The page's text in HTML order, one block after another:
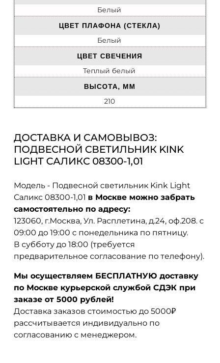
Белый
ЦВЕТ ПЛАФОНА (СТЕКЛА)
Белый
ЦВЕТ СВЕЧЕНИЯ
Теплый белый
ВЫСОТА, ММ
210
ДОСТАВКА И САМОВЫВОЗ:
ПОДВЕСНОЙ СВЕТИЛЬНИК KINK
LIGHT САЛИКС 08300-1,01
Модель - Подвесной светильник Kink Light
Саликс 08300-1,01 в Москве можно забрать
самостоятельно по адресу:
123060, г.Москва, Ул. Расплетина, д.24, оф.208. с
09:00 до 19:00 с понедельника по пятницу.
В субботу до 18:00 (требуется
предварительное согласование по телефону).
Мы осуществляем БЕСПЛАТНУЮ доставку
по Москве курьерской службой СДЭК при
заказе от 5000 рублей!
Доставка заказов стоимостью до 5000₽
рассчитывается индивидуально по
согласованию с менеджером.